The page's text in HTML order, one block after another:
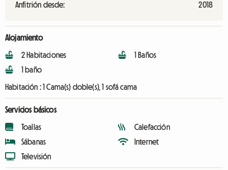
Anfitrión desde:
2018
Alojamiento
2 Habitaciones
1 baño
1 Baños
Habitación :1 Cama(s) doble(s), 1 sofá cama
Servicios básicos
Toallas
Sábanas
Televisión
Calefacción
Internet